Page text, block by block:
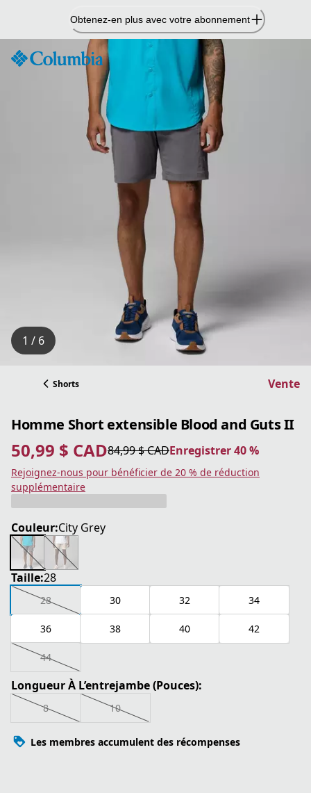
contenu
Obtenez-en plus avec votre abonnement
1 / 6
Shorts Vente
Homme Short extensible Blood and Guts II
50,99 $ CAD
prix actuel 50,99 $ CAD84,99 $ CAD
prix original 84,99 $ CAD Enregistrer 40 %
Enregistrer 40 %
Rejoignez-nous pour bénéficier de 20 % de réduction
supplémentaire
Couleur:City Grey
Taille:28
28 30 32 34
36 38 40 42
44
Longueur À L’entrejambe (Pouces):
8 10
Les membres accumulent des récompenses